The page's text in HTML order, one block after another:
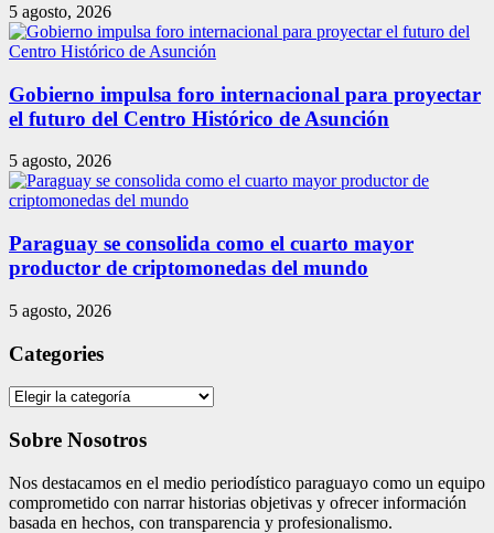
5 agosto, 2026
Gobierno impulsa foro internacional para proyectar
el futuro del Centro Histórico de Asunción
5 agosto, 2026
Paraguay se consolida como el cuarto mayor
productor de criptomonedas del mundo
5 agosto, 2026
Categories
Categories
Sobre Nosotros
Nos destacamos en el medio periodístico paraguayo como un equipo
comprometido con narrar historias objetivas y ofrecer información
basada en hechos, con transparencia y profesionalismo.